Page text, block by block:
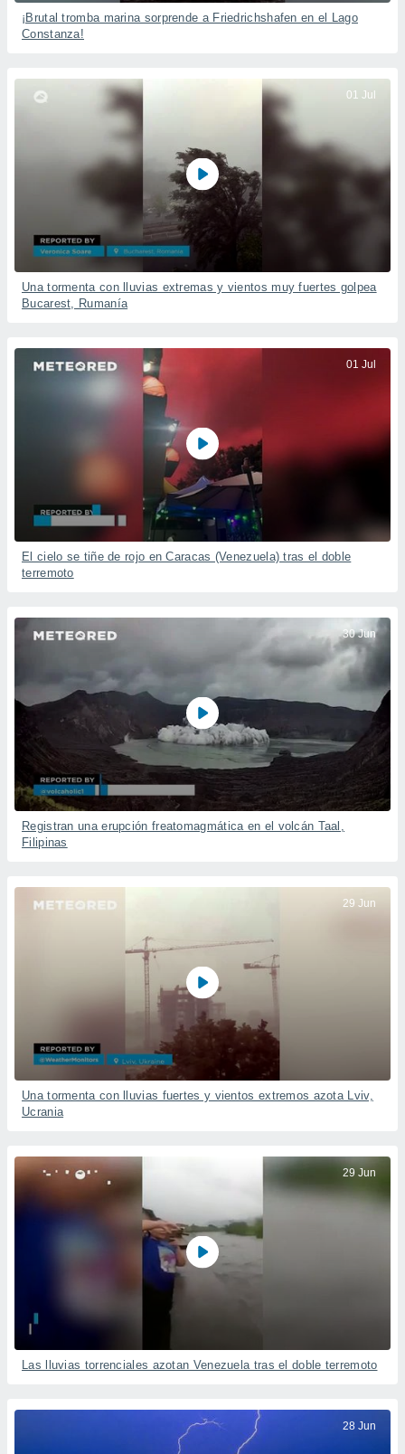
¡Brutal tromba marina sorprende a Friedrichshafen en el Lago
Constanza!
01 Jul
Una tormenta con lluvias extremas y vientos muy fuertes golpea
Bucarest, Rumanía
01 Jul
El cielo se tiñe de rojo en Caracas (Venezuela) tras el doble
terremoto
30 Jun
Registran una erupción freatomagmática en el volcán Taal,
Filipinas
29 Jun
Una tormenta con lluvias fuertes y vientos extremos azota Lviv,
Ucrania
29 Jun
Las lluvias torrenciales azotan Venezuela tras el doble terremoto
28 Jun